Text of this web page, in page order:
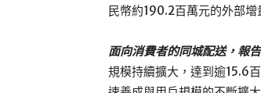
民幣約190.2百萬元的外部
面向消費者的同城配送，報
規模持續擴大，達到逾15.6